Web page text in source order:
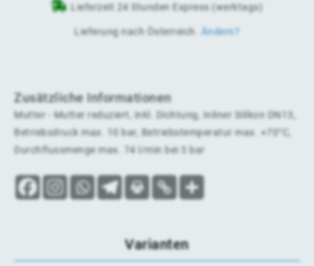
Lieferzeit 24 Stunden Express (werktags)
Lieferung nach Österreich Ändern?
Zusätzliche Informationen
Mutter - Mutter reduziert, inkl. Dichtung, Inliner Silikon DN13,
Betriebsdruck max. 10 bar, Betriebstemperatur max. +70°C,
Durchflussmenge max. 74 l/min bei 3 bar
Varianten